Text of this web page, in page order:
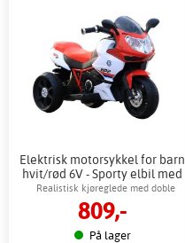
Elektrisk motorsykkel for barn
hvit/rød 6V - Sporty elbil med
LED og musikk
Realistisk kjøreglede med doble
motorer
809,-
På lager